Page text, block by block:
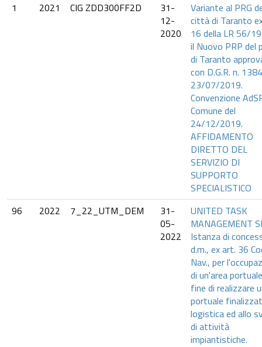
1
2021 CIG ZDD300FF2D
31-
12-
2020
Variante al PRG
città di Taranto
16 della LR 56/
il Nuovo PRP del
di Taranto
con D.G.R. n.
23/07/2019.
Convenzione
Comune del
24/12/2019.
AFFIDAMENTO
DIRETTO DEL
SERVIZIO DI
SUPPORTO
SPECIALISTICO
96
2022 7_22_UTM_DEM
31-
05-
2022
UNITED TASK
MANAGEMENT
Istanza di
d.m., ex art. 36
Nav., per
di un'area
fine di realizzare
portuale
logistica ed allo
di attività
impiantistiche.